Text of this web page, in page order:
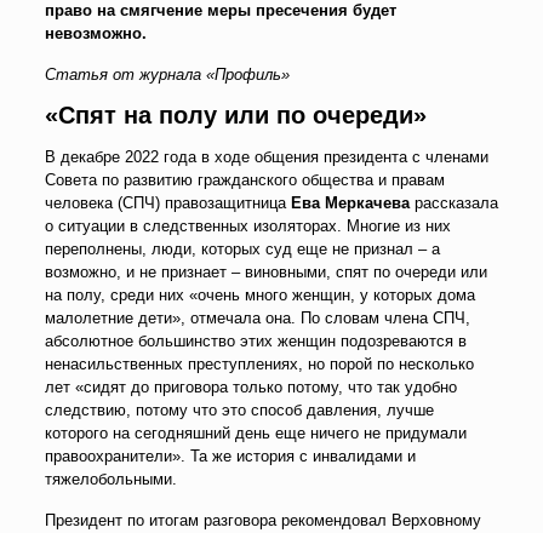
право на смягчение меры пресечения будет
невозможно.
Статья от журнала «Профиль»
«Спят на полу или по очереди»
В декабре 2022 года в ходе общения президента с членами
Совета по развитию гражданского общества и правам
человека (СПЧ) правозащитница Ева Меркачеварассказала
о ситуации в следственных изоляторах. Многие из них
переполнены, люди, которых суд еще не признал – а
возможно, и не признает – виновными, спят по очереди или
на полу, среди них «очень много женщин, у которых дома
малолетние дети», отмечала она. По словам члена СПЧ,
абсолютное большинство этих женщин подозреваются в
ненасильственных преступлениях, но порой по несколько
лет «сидят до приговора только потому, что так удобно
следствию, потому что это способ давления, лучше
которого на сегодняшний день еще ничего не придумали
правоохранители». Та же история с инвалидами и
тяжелобольными.
Президент по итогам разговора рекомендовал Верховному